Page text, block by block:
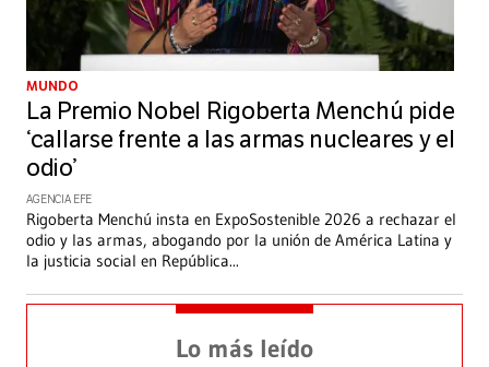
MUNDO
La Premio Nobel Rigoberta Menchú pide
‘callarse frente a las armas nucleares y el
odio’
AGENCIA EFE
Rigoberta Menchú insta en ExpoSostenible 2026 a rechazar el
odio y las armas, abogando por la unión de América Latina y
la justicia social en República...
Lo más leído